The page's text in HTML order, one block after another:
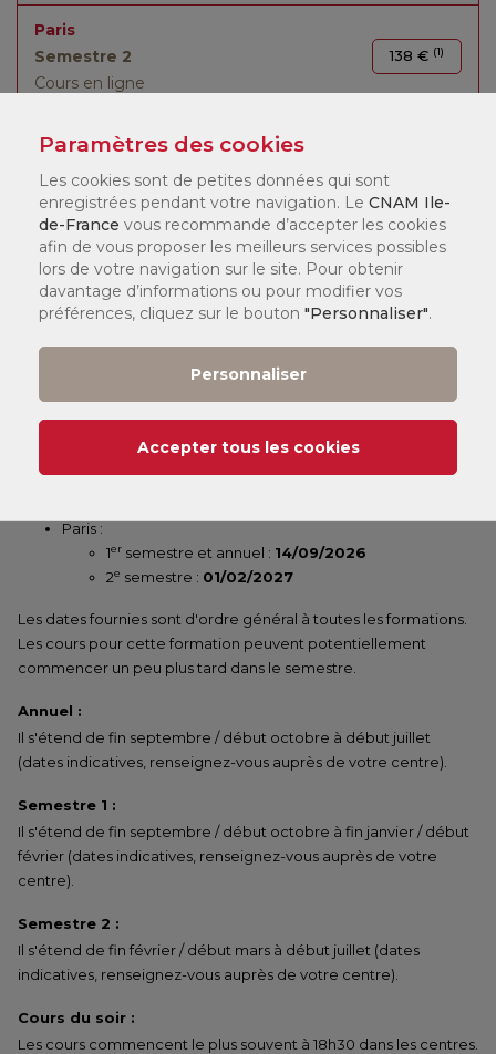
Paris
Semestre 2
Cours en ligne
138 € (1)
LÉGENDE :
Tarif
:
Vous pouvez consulter nos tarifsici .
Selon votre statut, il existe différents dispositifs de financement
Date de début de cours :
Île-de-France :
1ersemestre et annuel :14/09/2026
Paris :
1er semestre et annuel : 14/09/2026
2e semestre : 01/02/2027
Les dates fournies sont d'ordre général à toutes les formations.
Les cours pour cette formation peuvent potentiellement
commencer un peu plus tard dans le semestre.
Annuel :
Il s'étend de fin septembre / début octobre à début juillet
(dates indicatives, renseignez-vous auprès de votre centre).
Semestre 1 :
Il s'étend de fin septembre / début octobre à fin janvier / début
février (dates indicatives, renseignez-vous auprès de votre
centre).
Semestre 2 :
Il s'étend de fin février / début mars à début juillet (dates
indicatives, renseignez-vous auprès de votre centre).
Cours du soir :
Les cours commencent le plus souvent à 18h30 dans les centres.
Paramètres des cookies
Les cookies sont de petites données qui sont
enregistrées pendant votre navigation. Le CNAM Ile-
de-France vous recommande d’accepter les cookies
afin de vous proposer les meilleurs services possibles
lors de votre navigation sur le site. Pour obtenir
davantage d’informations ou pour modifier vos
préférences, cliquez sur le bouton "Personnaliser".
Personnaliser
Accepter tous les cookies